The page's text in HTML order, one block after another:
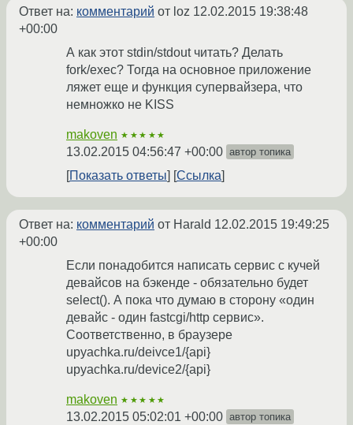
Ответ на: комментарий от loz 12.02.2015 19:38:48
+00:00
А как этот stdin/stdout читать? Делать
fork/exec? Тогда на основное приложение
ляжет еще и функция супервайзера, что
немножко не KISS
makoven ★★★★★
13.02.2015 04:56:47 +00:00 автор топика
Показать ответы Ссылка
Ответ на: комментарий от Harald 12.02.2015 19:49:25
+00:00
Если понадобится написать сервис с кучей
девайсов на бэкенде - обязательно будет
select(). А пока что думаю в сторону «один
девайс - один fastcgi/http сервис».
Соответственно, в браузере
upyachka.ru/deivce1/{api}
upyachka.ru/device2/{api}
makoven ★★★★★
13.02.2015 05:02:01 +00:00 автор топика